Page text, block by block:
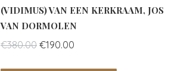
(VIDIMUS) VAN EEN KERKRAAM, JOS
VAN DORMOLEN
€380.00 Oorspronkelijke
€190.00